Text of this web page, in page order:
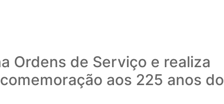
Ordens de Serviço e realiza
aos 225 anos do